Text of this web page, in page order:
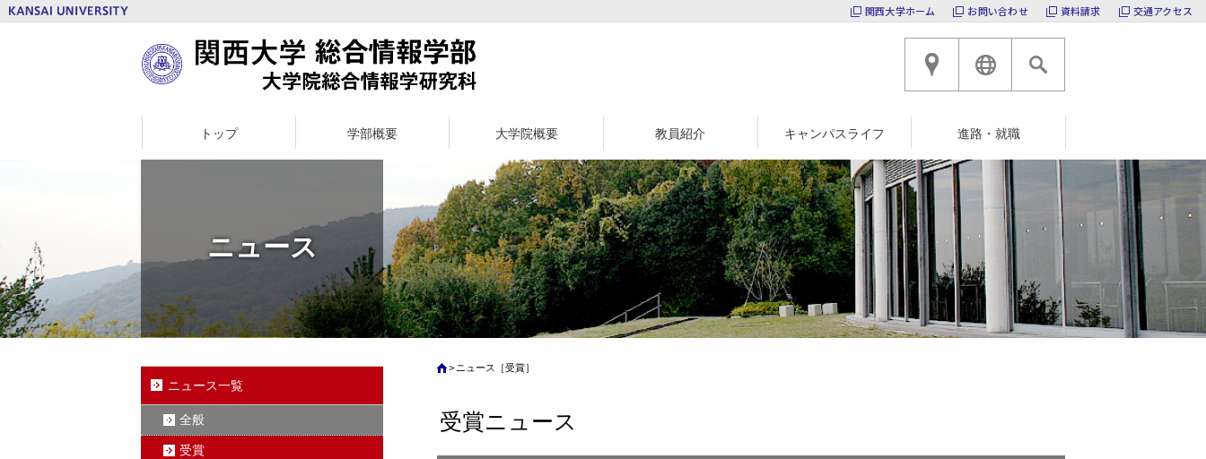
関西大学ホーム お問い合わせ 資料請求 交通アクセス
トップ 学部概要 大学院概要 教員紹介 キャンパスライフ 進路・就職
ニュース
ニュース［受賞］
受賞ニュース
ニュース一覧
全般
受賞